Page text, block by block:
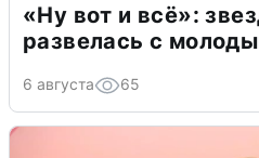
«Ну вот и всё»:
развелась с
6 августа 65